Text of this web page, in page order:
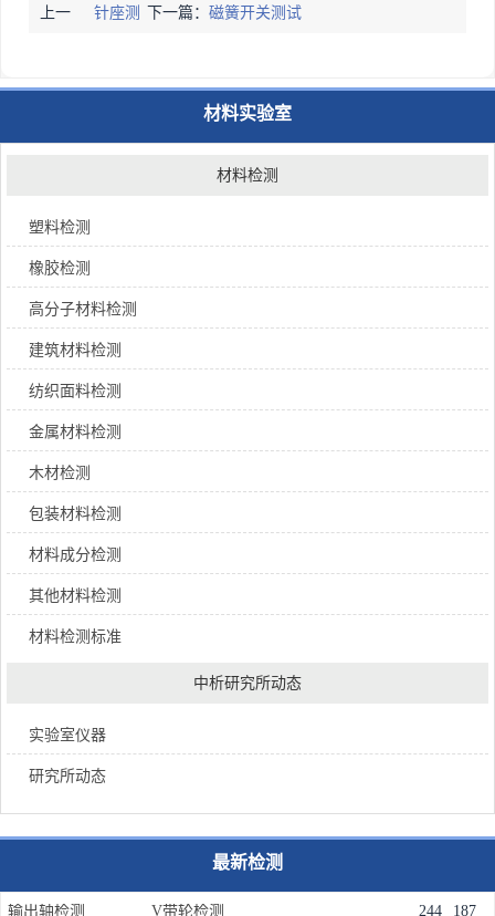
上一 针座测 下一篇：磁簧开关测试
材料实验室
材料检测
塑料检测
橡胶检测
高分子材料检测
建筑材料检测
纺织面料检测
金属材料检测
木材检测
包装材料检测
材料成分检测
其他材料检测
材料检测标准
中析研究所动态
实验室仪器
研究所动态
最新检测
输出轴检测 187
V带轮检测 244